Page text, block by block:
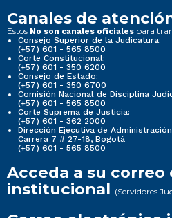
Canales de
Estos No son canales oficiales para
Consejo Superior de la Judicatura:
(+57) 601 - 565 8500
Corte Constitucional:
(+57) 601 - 350 6200
Consejo de Estado:
(+57) 601 - 350 6700
Comisión Nacional de Disciplina
(+57) 601 - 565 8500
Corte Suprema de Justicia:
(+57) 601 - 362 2000
Dirección Ejecutiva de
Carrera 7 # 27-18, Bogotá
(+57) 601 - 565 8500
Acceda a su
institucional (Servidores